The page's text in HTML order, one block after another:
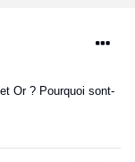
Or ? Pourquoi sont-